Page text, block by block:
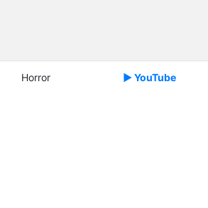
Horror ► YouTube